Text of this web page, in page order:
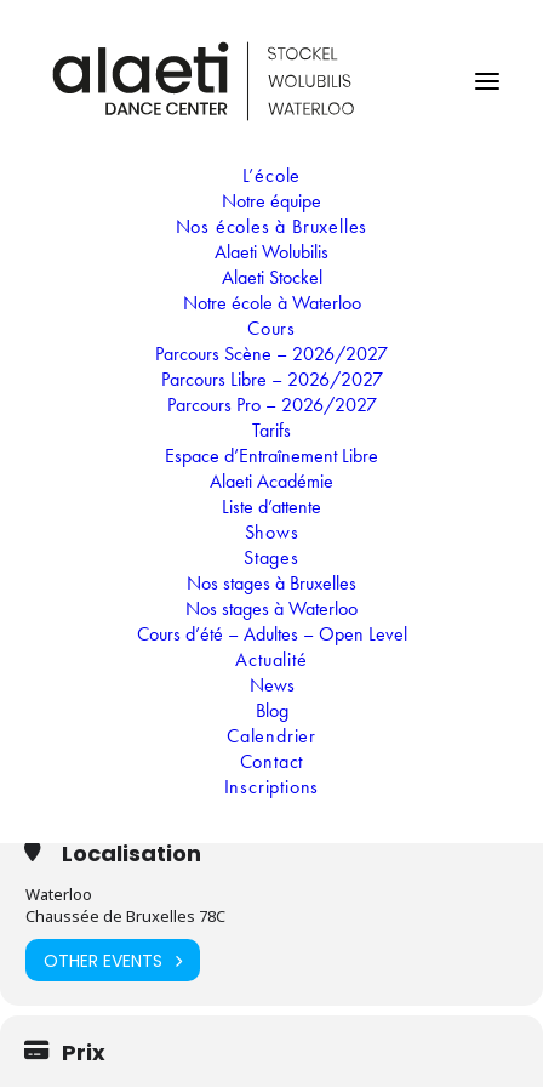
L’école
Notre équipe
Nos écoles à Bruxelles
Alaeti Wolubilis
Alaeti Stockel
Notre école à Waterloo
Cours
Parcours Scène – 2026/2027
Parcours Libre – 2026/2027
Parcours Pro – 2026/2027
Tarifs
Espace d’Entraînement Libre
Alaeti Académie
Liste d’attente
Shows
Stages
Nos stages à Bruxelles
Nos stages à Waterloo
Cours d’été – Adultes – Open Level
Actualité
News
Blog
Calendrier
Contact
Inscriptions
STAGE D'ETÉ - «FORT-
BOYARD» 3-6 ANS
(WATERLOO)
STAGE D'ETÉ - «FORT-BOYARD»
3-6 ANS (WATERLOO)
Résolvez les énigmes du Père Fouras et partez à la
découverte de ce monument qui renferme mille
secrets. Le trésor est au bout du chemin, mais
attention, beaucoup d'épreuves testeront vos
aptitudes à être de véritables chercheurs d'or !
(Toute la journée)
Localisation
Waterloo
Chaussée de Bruxelles 78C
OTHER EVENTS
Prix